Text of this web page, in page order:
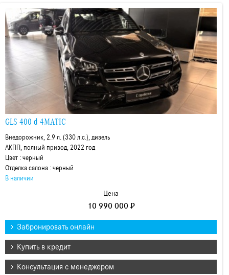
GLS 400 d 4MATIC
Внедорожник, 2.9 л. (330 л.с.), дизель
АКПП, полный привод, 2022 год
Цвет : черный
Отделка салона : черный
В наличии
Цена
10 990 000 ₽
Забронировать онлайн
Купить в кредит
Консультация с менеджером